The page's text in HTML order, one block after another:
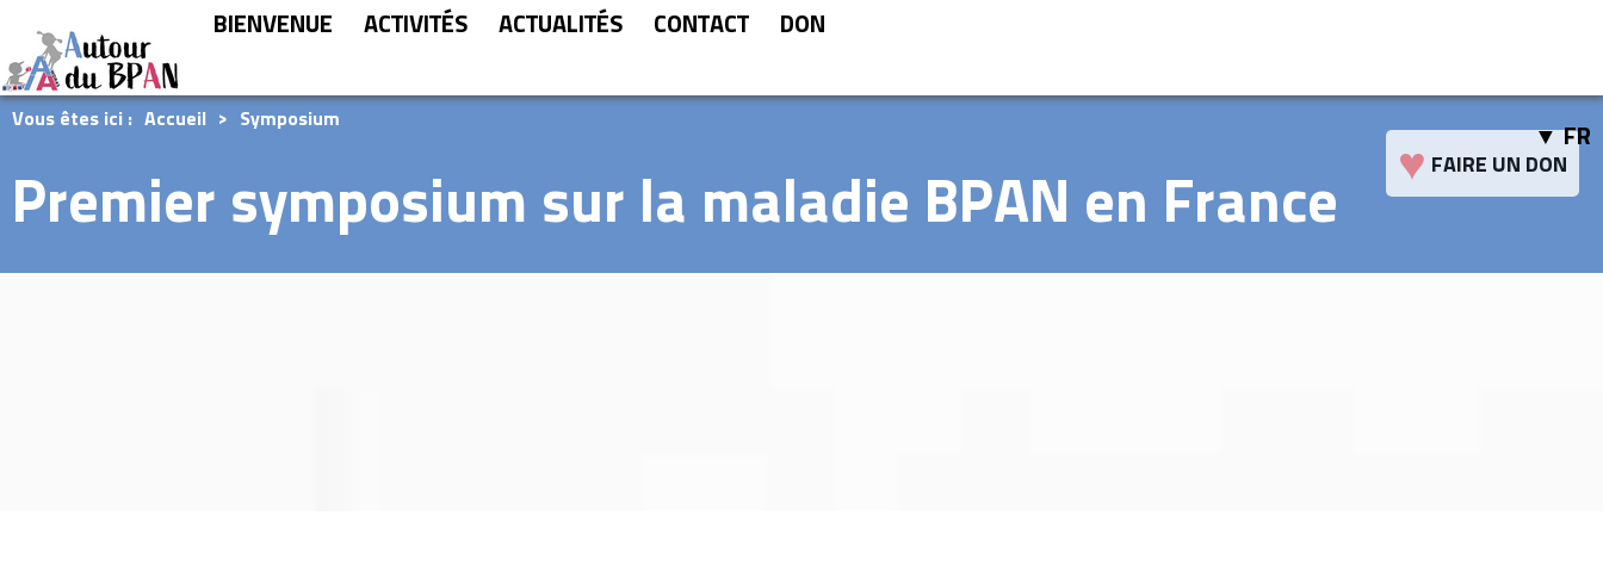
BIENVENUE ACTIVITÉS ACTUALITÉS CONTACT DON
FR
Vous êtes ici : Accueil > Symposium
Premier symposium sur la maladie BPAN en France
♥ FAIRE UN DON